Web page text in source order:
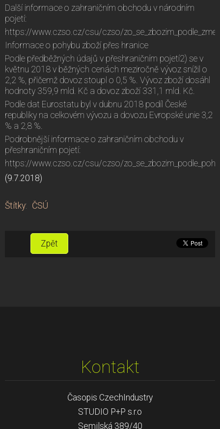
Další informace o zahraničním obchodu v národním
pojetí:
https://www.czso.cz/csu/czso/
Informace o pohybu zboží přes hranice
Podle předběžných údajů v přeshraničním pojetí2) se v
květnu 2018 v běžných cenách meziročně vývoz snížil o
2,2 %, přičemž dovoz stoupl o 0,5 %. Vývoz zboží dosáhl
hodnoty 359,9 mld. Kč a dovoz zboží 331,1 mld. Kč.
Podle dat Eurostatu byl v dubnu 2018 podíl České
republiky na celkovém vývozu a dovozu Evropské unie 3,2
% a 2,8 %.
Podrobnější informace o zahraničním obchodu v
přeshraničním pojetí:
https://www.czso.cz/csu/czso/
(9.7.2018)
Štítky: ČSÚ
Zpět
Kontakt
Časopis CzechIndustry
STUDIO P+P s.r.o
Semilská 389/40